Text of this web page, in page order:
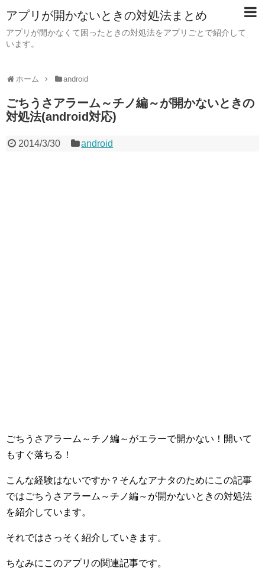
アプリが開かないときの対処法まとめ
アプリが開かなくて困ったときの対処法をアプリごとで紹介して
います。
ホーム android
ごちうさアラーム～チノ編～が開かないときの
対処法(android対応)
2014/3/30 android
ごちうさアラーム～チノ編～がエラーで開かない！開いて
もすぐ落ちる！
こんな経験はないですか？そんなアナタのためにこの記事
ではごちうさアラーム～チノ編～が開かないときの対処法
を紹介しています。
それではさっそく紹介していきます。
ちなみにこのアプリの関連記事です。